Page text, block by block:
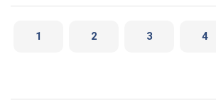
1 2 3 4